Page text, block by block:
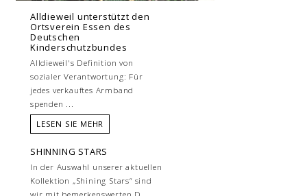
Alldieweil unterstützt den
Ortsverein Essen des
Deutschen
Kinderschutzbundes
Alldieweil's Definition von
sozialer Verantwortung: Für
jedes verkauftes Armband
spenden ...
LESEN SIE MEHR
SHINNING STARS
In der Auswahl unserer aktuellen
Kollektion „Shining Stars“ sind